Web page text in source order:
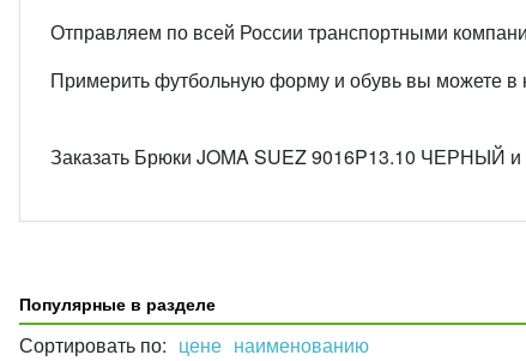
Отправляем по всей России транспортными
Примерить футбольную форму и обувь вы можете в
Заказать Брюки JOMA SUEZ 9016P13.10 ЧЕРНЫЙ и
Популярные в разделе
Сортировать по: цене наименованию